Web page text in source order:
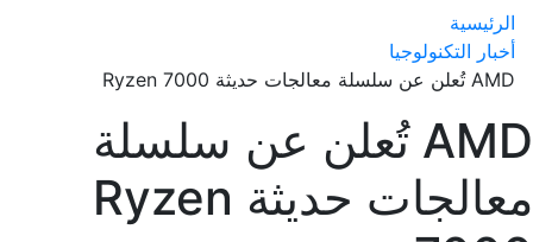
الرئيسية
أخبار التكنولوجيا
AMD تُعلن عن سلسلة معالجات حديثة Ryzen 7000
AMD تُعلن عن سلسلة
معالجات حديثة Ryzen